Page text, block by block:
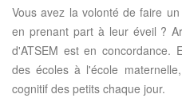
Vous avez la volonté de faire
en prenant part à leur éveil ?
d'ATSEM est en concordance.
des écoles à l'école
cognitif des petits chaque jour.